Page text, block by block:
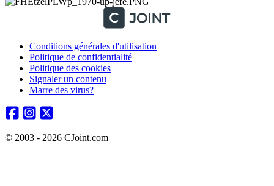
Conditions générales d'utilisation
Politique de confidentialité
Politique des cookies
Signaler un contenu
Marre des virus?
© 2003 - 2026 CJoint.com